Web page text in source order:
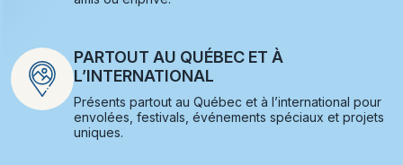
PARTOUT AU QUÉBEC ET À
L’INTERNATIONAL
Présents partout au Québec et à l’international pour
envolées, festivals, événements spéciaux et projets
uniques.